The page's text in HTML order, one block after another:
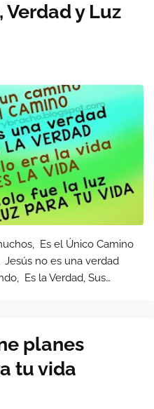
Verdad y Luz
Es el Único Camino
no es una verdad
Es la Verdad, Sus
planes
tu vida